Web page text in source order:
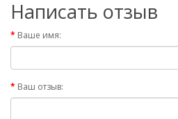
Написать отзыв
Ваше имя:
Ваш отзыв: